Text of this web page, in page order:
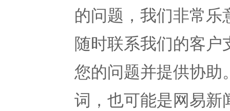
的问题，我们非常
随时联系我们的客
您的问题并提供协
词，也可能是网易新